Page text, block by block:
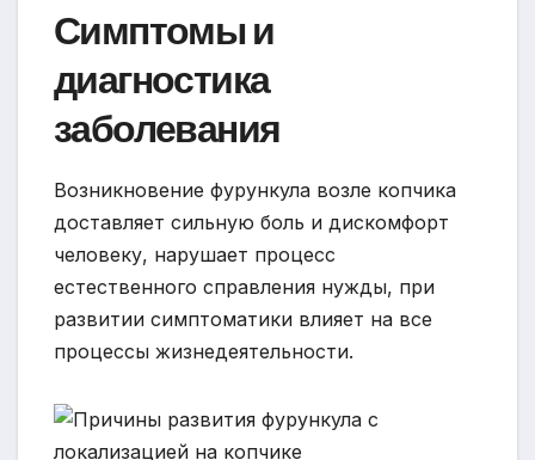
Симптомы и
диагностика
заболевания
Возникновение фурункула возле копчика
доставляет сильную боль и дискомфорт
человеку, нарушает процесс
естественного справления нужды, при
развитии симптоматики влияет на все
процессы жизнедеятельности.